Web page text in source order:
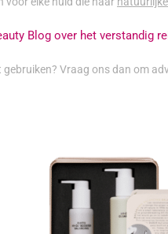
Blog over het verstandig
Vraag ons dan om